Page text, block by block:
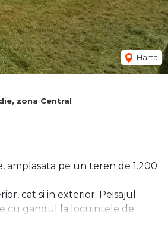
Harta
zona Central
amplasata pe un teren de 1.200
cat si in exterior. Peisajul
cu gandul la locuintele de